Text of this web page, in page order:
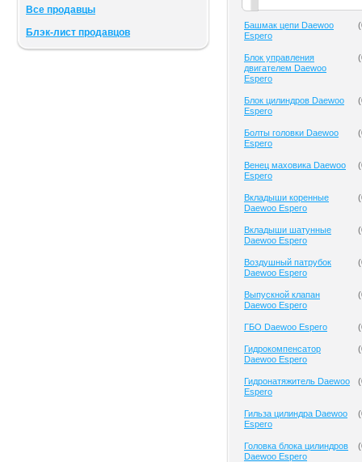
Все продавцы
Блэк-лист продавцов
Башмак цепи Daewoo
Espero
(
Блок управления
двигателем Daewoo
Espero
(
Блок цилиндров Daewoo
Espero
(
Болты головки Daewoo
Espero
(
Венец маховика Daewoo
Espero
(
Вкладыши коренные
Daewoo Espero
(
Вкладыши шатунные
Daewoo Espero
(
Воздушный патрубок
Daewoo Espero
(
Выпускной клапан
Daewoo Espero
(
ГБО Daewoo Espero (
Гидрокомпенсатор
Daewoo Espero
(
Гидронатяжитель Daewoo
Espero
(
Гильза цилиндра Daewoo
Espero
(
Головка блока цилиндров
Daewoo Espero
(